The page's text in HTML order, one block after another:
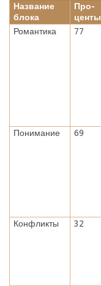
Название
блока
Про-
центы
Романтика 77
Понимание
69
Конфликты
32